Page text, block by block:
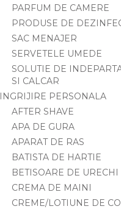
PARFUM DE CAMERE
PRODUSE DE
SAC MENAJER
SERVETELE UMEDE
SOLUTIE DE
SI CALCAR
INGRIJIRE PERSONALA
AFTER SHAVE
APA DE GURA
APARAT DE RAS
BATISTA DE HARTIE
BETISOARE DE URECHI
CREMA DE MAINI
CREME/LOTIUNE DE